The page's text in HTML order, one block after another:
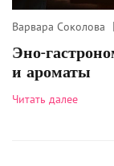
Варвара Соколова
Эно-
и ароматы
Читать далее